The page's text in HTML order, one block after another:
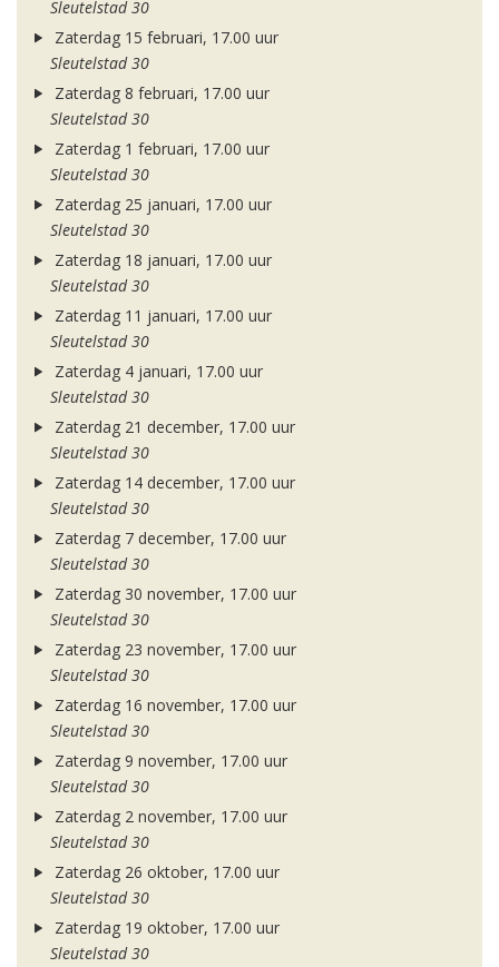
Sleutelstad 30
Zaterdag 15 februari, 17.00 uur
Sleutelstad 30
Zaterdag 8 februari, 17.00 uur
Sleutelstad 30
Zaterdag 1 februari, 17.00 uur
Sleutelstad 30
Zaterdag 25 januari, 17.00 uur
Sleutelstad 30
Zaterdag 18 januari, 17.00 uur
Sleutelstad 30
Zaterdag 11 januari, 17.00 uur
Sleutelstad 30
Zaterdag 4 januari, 17.00 uur
Sleutelstad 30
Zaterdag 21 december, 17.00 uur
Sleutelstad 30
Zaterdag 14 december, 17.00 uur
Sleutelstad 30
Zaterdag 7 december, 17.00 uur
Sleutelstad 30
Zaterdag 30 november, 17.00 uur
Sleutelstad 30
Zaterdag 23 november, 17.00 uur
Sleutelstad 30
Zaterdag 16 november, 17.00 uur
Sleutelstad 30
Zaterdag 9 november, 17.00 uur
Sleutelstad 30
Zaterdag 2 november, 17.00 uur
Sleutelstad 30
Zaterdag 26 oktober, 17.00 uur
Sleutelstad 30
Zaterdag 19 oktober, 17.00 uur
Sleutelstad 30